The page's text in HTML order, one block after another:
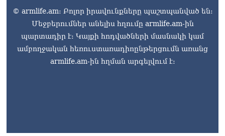
© armlife.am: Բոլոր իրավունքները պաշտպանված են:
Մեջբերումներ անելիս հղումը armlife.am-ին
պարտադիր է: Կայքի հոդվածների մասնակի կամ
ամբողջական հեռուստառադիոընթերցումն առանց
armlife.am-ին հղման արգելվում է: